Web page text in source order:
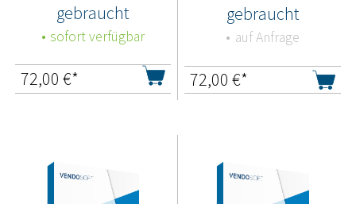
gebraucht
sofort verfügbar
72,00 €*
gebraucht
auf Anfrage
72,00 €*